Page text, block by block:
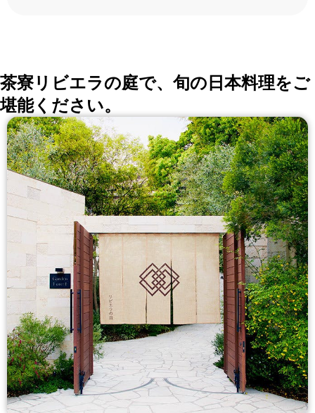
茶寮リビエラの庭で、旬の日本料理をご
堪能ください。